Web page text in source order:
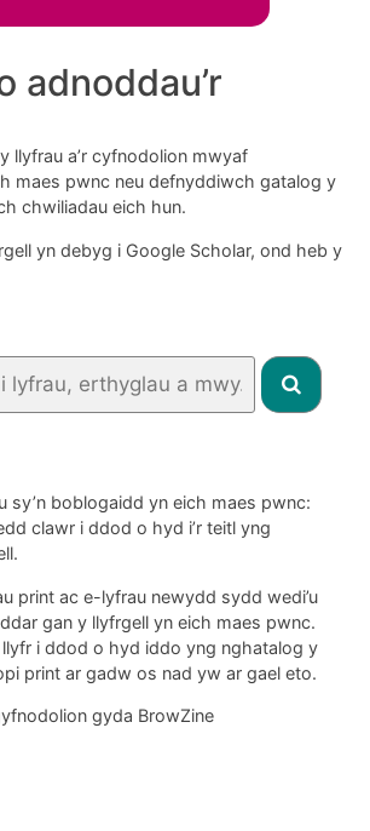
adnoddau’r
llyfrau a’r cyfnodolion mwyaf
maes pwnc neu defnyddiwch gatalog y
chwiliadau eich hun.
yn debyg i Google Scholar, ond heb y
sy’n boblogaidd yn eich maes pwnc:
clawr i ddod o hyd i’r teitl yng
print ac e-lyfrau newydd sydd wedi’u
gan y llyfrgell yn eich maes pwnc.
i ddod o hyd iddo yng nghatalog y
print ar gadw os nad yw ar gael eto.
gyda BrowZine